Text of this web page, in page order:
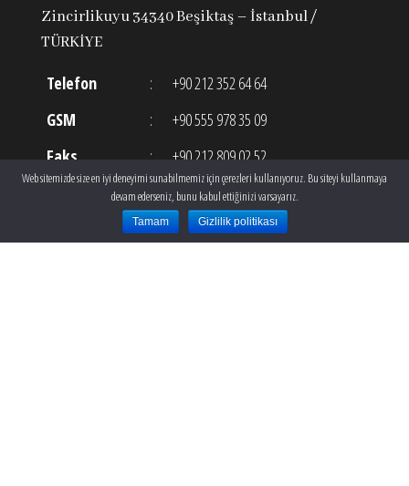
Zincirlikuyu 34340 Beşiktaş – İstanbul /
TÜRKİYE
Telefon :
+90 212 352 64 64
GSM
:
+90 555 978 35 09
Faks
:
+90 212 809 02 52
: info@theclinic.com.tr
Web sitemizde size en iyi deneyimi sunabilmemiz için çerezleri kullanıyoruz. Bu siteyi kullanmaya
devam ederseniz, bunu kabul ettiğinizi varsayarız.
Tamam Gizlilik politikası